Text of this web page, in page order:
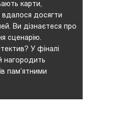
карти,
вдалося досягти
Ви дізнаєтеся про
сценарію.
У фіналі
нагородить
пам’ятними